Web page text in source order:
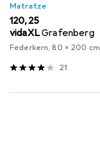
Matratze
EUR
120,25
vidaXLGrafenberg
Federkern, 80 x 200 cm
21